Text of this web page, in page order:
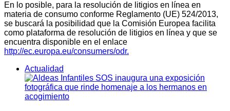
En lo posible, para la resolución de litigios en línea en
materia de consumo conforme Reglamento (UE) 524/2013,
se buscará la posibilidad que la Comisión Europea facilita
como plataforma de resolución de litigios en línea y que se
encuentra disponible en el enlace
http://ec.europa.eu/consumers/odr.
Actualidad